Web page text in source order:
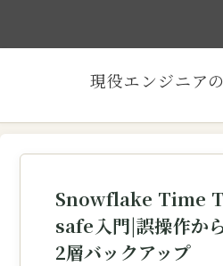
現役エンジニア
Snowflake Time
safe入門|誤操作か
2層バックアップ